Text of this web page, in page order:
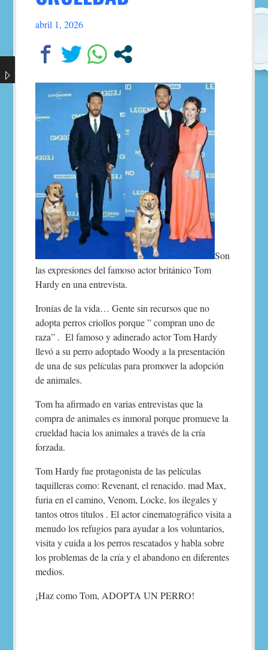
abril 1, 2026
Son
las expresiones del famoso actor británico Tom
Hardy en una entrevista.
Ironías de la vida… Gente sin recursos que no
adopta perros criollos porque ” compran uno de
raza” . El famoso y adinerado actor Tom Hardy
llevó a su perro adoptado Woody a la presentación
de una de sus películas para promover la adopción
de animales.
Tom ha afirmado en varias entrevistas que la
compra de animales es inmoral porque promueve la
crueldad hacia los animales a través de la cría
forzada.
Tom Hardy fue protagonista de las películas
taquilleras como: Revenant, el renacido. mad Max,
furia en el camino, Venom, Locke, los ilegales y
tantos otros títulos . El actor cinematográfico visita a
menudo los refugios para ayudar a los voluntarios,
visita y cuida a los perros rescatados y habla sobre
los problemas de la cría y el abandono en diferentes
medios.
¡Haz como Tom, ADOPTA UN PERRO!